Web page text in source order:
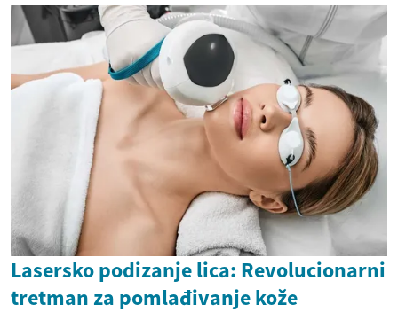
pomlađivanje i rješavanje ...
Lasersko podizanje lica: Revolucionarni
tretman za pomlađivanje kože